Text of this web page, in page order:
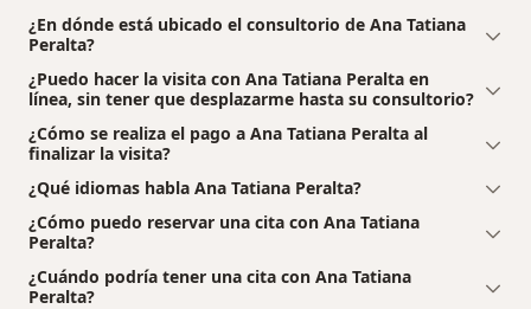
¿En dónde está ubicado el consultorio de Ana Tatiana
Peralta?
¿Puedo hacer la visita con Ana Tatiana Peralta en
línea, sin tener que desplazarme hasta su consultorio?
¿Cómo se realiza el pago a Ana Tatiana Peralta al
finalizar la visita?
¿Qué idiomas habla Ana Tatiana Peralta?
¿Cómo puedo reservar una cita con Ana Tatiana
Peralta?
¿Cuándo podría tener una cita con Ana Tatiana
Peralta?